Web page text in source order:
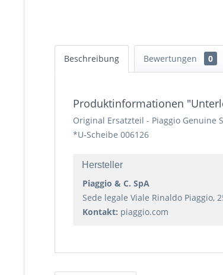
Beschreibung Bewertungen 0
Produktinformationen
Original Ersatzteil - Piaggio Genuine
*U-Scheibe 006126
Hersteller
Piaggio & C. SpA
Sede legale Viale Rinaldo Piaggio,
Kontakt: piaggio.com